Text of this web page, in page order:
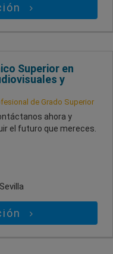
Superior en
y
de Grado Superior
ahora y
el futuro que mereces.